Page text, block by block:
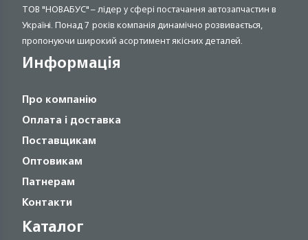
ТОВ "НОВАБУС" – лідер у сфері постачання автозапчастин в
Україні. Понад 7 років компанія динамічно розвивається,
пропонуючи широкий асортимент якісних деталей.
Информація
Про компанію
Оплата і доставка
Поставщикам
Оптовикам
Патнерам
Контакти
Каталог